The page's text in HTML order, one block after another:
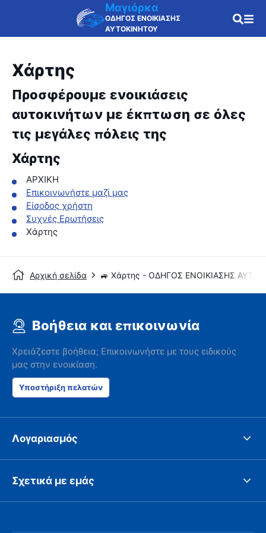
Μαγιόρκα
ΟΔΗΓΟΣ ΕΝΟΙΚΙΑΣΗΣ
ΑΥΤΟΚΙΝΗΤΟΥ
Χάρτης
Προσφέρουμε ενοικιάσεις
αυτοκινήτων με έκπτωση σε όλες
τις μεγάλες πόλεις της
Χάρτης
ΑΡΧΙΚΗ
Επικοινωνήστε μαζί μας
Είσοδος χρήστη
Συχνές Ερωτήσεις
Χάρτης
Αρχική σελίδα 🚙 Χάρτης - ΟΔΗΓΟΣ ΕΝΟΙΚΙΑΣΗΣ
Βοήθεια και επικοινωνία
Χρειάζεστε βοήθεια; Επικοινωνήστε με τους ειδικούς
μας στην ενοικίαση.
Υποστήριξη πελατών
Λογαριασμός
Σχετικά με εμάς